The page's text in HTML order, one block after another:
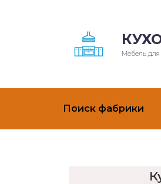
Мебель для
Поиск фабрики